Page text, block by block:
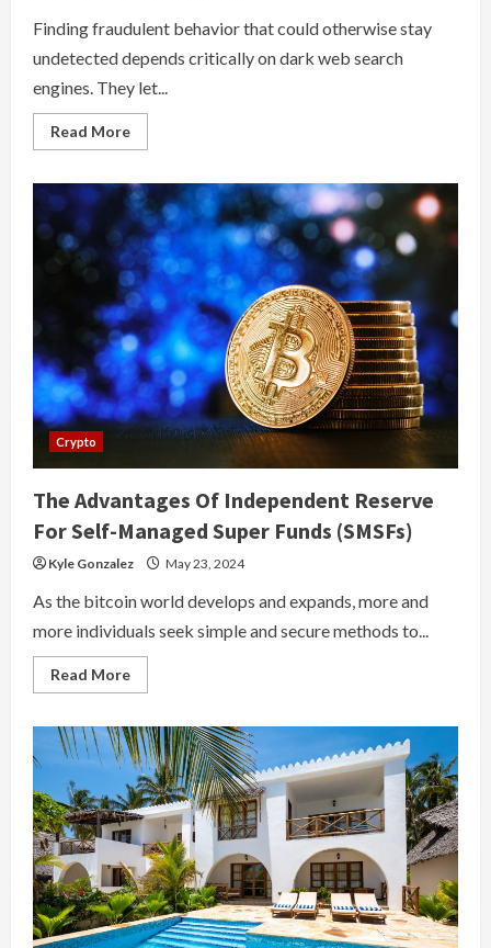
Finding fraudulent behavior that could otherwise stay
undetected depends critically on dark web search
engines. They let...
Read MoreRead
more
Dark
Web
Search
Engines
To
Combat
Medical
Fraud
Crypto
The Advantages Of Independent Reserve
For Self-Managed Super Funds (SMSFs)
Kyle Gonzalez May 23, 2024
As the bitcoin world develops and expands, more and
more individuals seek simple and secure methods to...
Read MoreRead
more
Advantages
Of
Independent
Reserve
For
Self-
Managed
Super
Funds
(SMSFs)